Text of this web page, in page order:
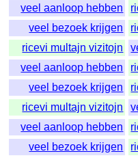
veel aanloop hebben
veel bezoek krijgen
ricevi multajn vizitojn
veel aanloop hebben
veel bezoek krijgen
ricevi multajn vizitojn
veel aanloop hebben
veel bezoek krijgen